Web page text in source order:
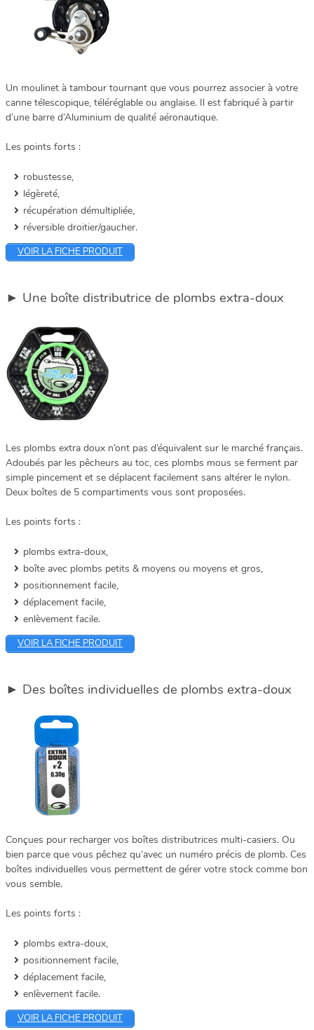
Un moulinet à tambour tournant que vous pourrez associer à votre
canne télescopique, téléréglable ou anglaise. Il est fabriqué à partir
d’une barre d’Aluminium de qualité aéronautique.
Les points forts :
robustesse,
légèreté,
récupération démultipliée,
réversible droitier/gaucher.
VOIR LA FICHE PRODUIT
► Une boîte distributrice de plombs extra-doux
Les plombs extra doux n’ont pas d’équivalent sur le marché français.
Adoubés par les pêcheurs au toc, ces plombs mous se ferment par
simple pincement et se déplacent facilement sans altérer le nylon.
Deux boîtes de 5 compartiments vous sont proposées.
Les points forts :
plombs extra-doux,
boîte avec plombs petits & moyens ou moyens et gros,
positionnement facile,
déplacement facile,
enlèvement facile.
VOIR LA FICHE PRODUIT
► Des boîtes individuelles de plombs extra-doux
Conçues pour recharger vos boîtes distributrices multi-casiers. Ou
bien parce que vous pêchez qu’avec un numéro précis de plomb. Ces
boîtes individuelles vous permettent de gérer votre stock comme bon
vous semble.
Les points forts :
plombs extra-doux,
positionnement facile,
déplacement facile,
enlèvement facile.
VOIR LA FICHE PRODUIT